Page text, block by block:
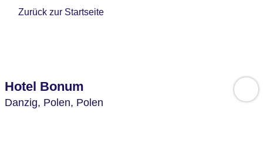
Zurück zur Startseite
Hotel Bonum
Danzig, Polen, Polen